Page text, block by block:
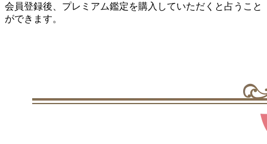
会員登録後、プレミアム鑑定を購入していただくと占うこと
ができます。